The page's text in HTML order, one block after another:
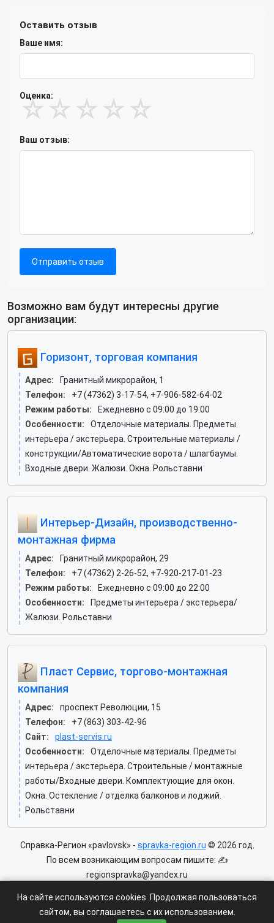
Оставить отзыв
Ваше имя:
Оценка:
☆ ☆ ☆ ☆ ☆
Ваш отзыв:
Отправить отзыв
Возможно вам будут интересны другие
организации:
Горизонт, торговая компания
Адрес:
Гранитный микрорайон, 1
Телефон:
+7 (47362) 3-17-54, +7-906-582-64-02
Режим работы:
Ежедневно с 09:00 до 19:00
Особенности:
Отделочные материалы. Предметы
интерьера / экстерьера. Строительные материалы /
конструкции/Автоматические ворота / шлагбаумы.
Входные двери. Жалюзи. Окна. Рольставни
Интерьер-Дизайн, производственно-
монтажная фирма
Адрес:
Гранитный микрорайон, 29
Телефон:
+7 (47362) 2-26-52, +7-920-217-01-23
Режим работы:
Ежедневно с 09:00 до 22:00
Особенности:
Предметы интерьера / экстерьера/
Жалюзи. Рольставни
Пласт Сервис, торгово-монтажная
компания
Адрес:
проспект Революции, 15
Телефон:
+7 (863) 303-42-96
Сайт:
plast-servis.ru
Особенности:
Отделочные материалы. Предметы
интерьера / экстерьера. Строительные / монтажные
работы/Входные двери. Комплектующие для окон.
Окна. Остекление / отделка балконов и лоджий.
Рольставни
Справка-Регион «pavlovsk» - spravka-region.ru © 2026 год.
По всем возникающим вопросам пишите: ✍
regionspravka@yandex.ru
ограничения 6+.
На сайте используются cookies. Продолжая пользоваться
сайтом, вы соглашаетесь с их использованием.